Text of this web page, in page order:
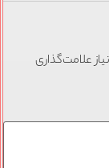
علامت‌گذاری